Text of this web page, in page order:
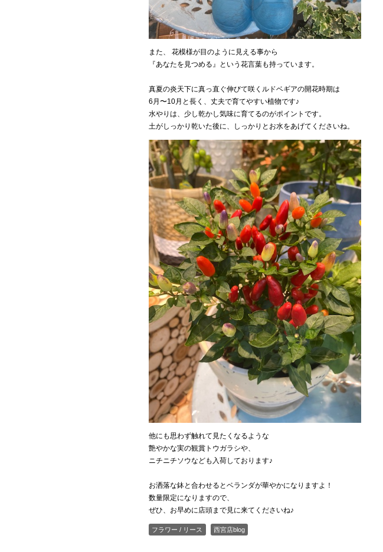
また、 花模様が目のように見える事から
『あなたを見つめる』という花言葉も持っています。
真夏の炎天下に真っ直ぐ伸びて咲くルドベギアの開花時期は
6月〜10月と長く、丈夫で育てやすい植物です♪
水やりは、少し乾かし気味に育てるのがポイントです。
土がしっかり乾いた後に、しっかりとお水をあげてくださいね。
他にも思わず触れて見たくなるような
艶やかな実の観賞トウガラシや、
ニチニチソウなども入荷しております♪
お洒落な鉢と合わせるとベランダが華やかになりますよ！
数量限定になりますので、
ぜひ、お早めに店頭まで見に来てくださいね♪
フラワー / リース 西宮店blog